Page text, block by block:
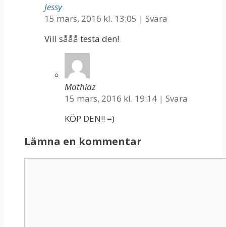
Jessy
15 mars, 2016 kl. 13:05 | Svara
Vill sååå testa den!
Mathiaz
15 mars, 2016 kl. 19:14 | Svara
KÖP DEN!! =)
Lämna en kommentar